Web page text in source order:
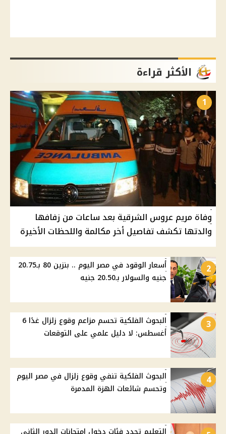
الأكثر قراءة
1
وفاة مريم عروس الشرقية بعد ساعات من زفافها
والدتها تكشف تفاصيل أخر مكالمة واللحظات الأخيرة
2
أسعار الوقود في مصر اليوم .. بنزين 80 بـ20.75
جنيه والسولار بـ20.50 جنيه
3
البحوث الفلكية تحسم مزاعم وقوع زلزال غدًا 6
أغسطس: لا دليل علمي على التوقعات
4
البحوث الفلكية تنفي وقوع زلزال في مصر اليوم
وتحسم شائعات الهزة المدمرة